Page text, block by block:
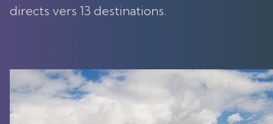
directs vers 13 destinations.